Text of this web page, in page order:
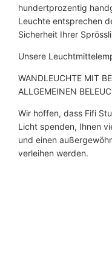
hundertprozentig
Leuchte entsprechen
Sicherheit Ihrer
Unsere
WANDLEUCHTE MIT
ALLGEMEINEN
Wir hoffen, dass Fifi
Licht spenden, Ihnen
und einen
verleihen werden.